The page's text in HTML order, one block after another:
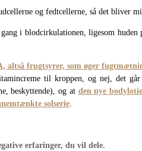
og fedtcellerne, så det bliver
i blodcirkulationen, ligesom
altså frugtsyrer, som øger
til kroppen, og nej, det
beskyttende), og at den nye
solserie
erfaringer, du vil dele.